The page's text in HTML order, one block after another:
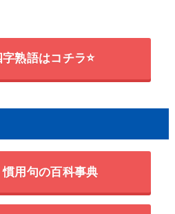
字熟語はコチラ⭐
慣用句の百科事典